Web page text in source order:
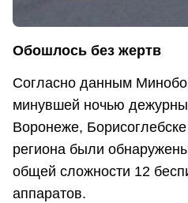
Обошлось без жертв
Согласно данным
минувшей ночью
Воронеже,
региона были
общей сложности 12
аппаратов.